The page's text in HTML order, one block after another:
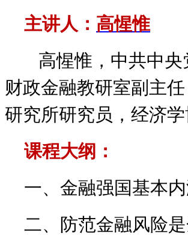
主讲人： 高惺惟
高惺惟，中共中央
财政金融教研室副主
研究所研究员，经济学
课程大纲：
一、金融强国基本
二、防范金融风险